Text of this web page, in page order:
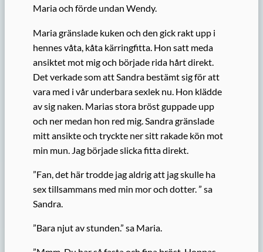
Maria och förde undan Wendy.
Maria gränslade kuken och den gick rakt upp i
hennes våta, kåta kärringfitta. Hon satt meda
ansiktet mot mig och började rida hårt direkt.
Det verkade som att Sandra bestämt sig för att
vara med i vår underbara sexlek nu. Hon klädde
av sig naken. Marias stora bröst guppade upp
och ner medan hon red mig. Sandra gränslade
mitt ansikte och tryckte ner sitt rakade kön mot
min mun. Jag började slicka fitta direkt.
”Fan, det här trodde jag aldrig att jag skulle ha
sex tillsammans med min mor och dotter. ” sa
Sandra.
”Bara njut av stunden.” sa Maria.